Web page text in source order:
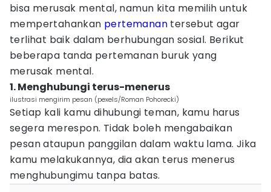
bisa merusak mental, namun kita memilih untuk
mempertahankan pertemanan tersebut agar
terlihat baik dalam berhubungan sosial. Berikut
beberapa tanda pertemanan buruk yang
merusak mental.
1. Menghubungi terus-menerus
ilustrasi mengirim pesan (pexels/Roman Pohorecki)
Setiap kali kamu dihubungi teman, kamu harus
segera merespon. Tidak boleh mengabaikan
pesan ataupun panggilan dalam waktu lama. Jika
kamu melakukannya, dia akan terus menerus
menghubungimu tanpa batas.